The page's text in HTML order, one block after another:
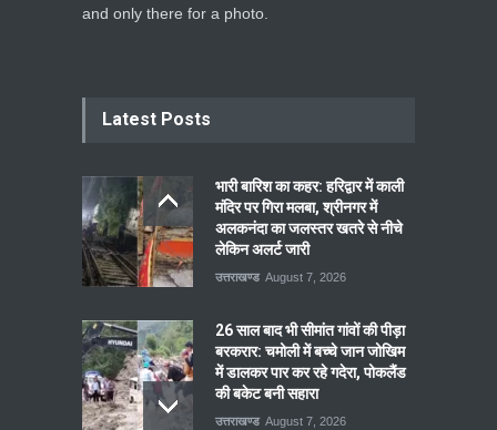
and only there for a photo.
Latest Posts
भारी बारिश का कहर: हरिद्वार में काली
मंदिर पर गिरा मलबा, श्रीनगर में
अलकनंदा का जलस्तर खतरे से नीचे
लेकिन अलर्ट जारी
उत्तराखण्ड August 7, 2026
26 साल बाद भी सीमांत गांवों की पीड़ा
बरकरार: चमोली में बच्चे जान जोखिम
में डालकर पार कर रहे गदेरा, पोकलैंड
की बकेट बनी सहारा
उत्तराखण्ड August 7, 2026